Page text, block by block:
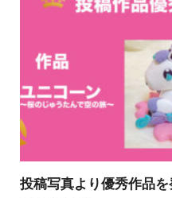
投稿写真より優秀作品